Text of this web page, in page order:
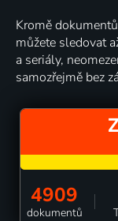
Kromě
můžete sledovat
a seriály,
samozřejmě bez
4909
dokumentů